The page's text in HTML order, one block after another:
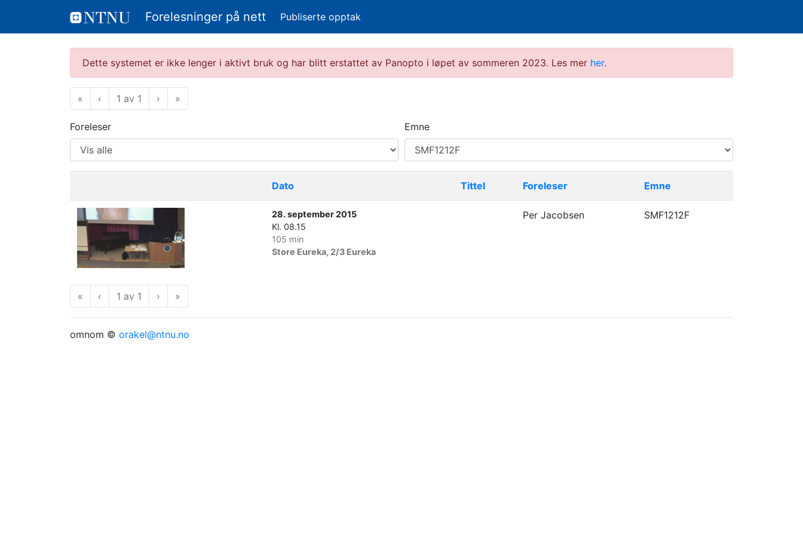
Forelesninger på nett Publiserte opptak
Dette systemet er ikke lenger i aktivt bruk og har blitt erstattet av Panopto i løpet av sommeren 2023. Les mer her.
« Første
‹ Forrige
1 av 1 › Neste
»
Foreleser Emne
Dato Tittel Foreleser Emne
28. september 2015
Kl. 08.15
105 min
Store Eureka, 2/3 Eureka
Per Jacobsen SMF1212F
« Første
‹ Forrige
1 av 1 › Neste
»
omnom © orakel@ntnu.no